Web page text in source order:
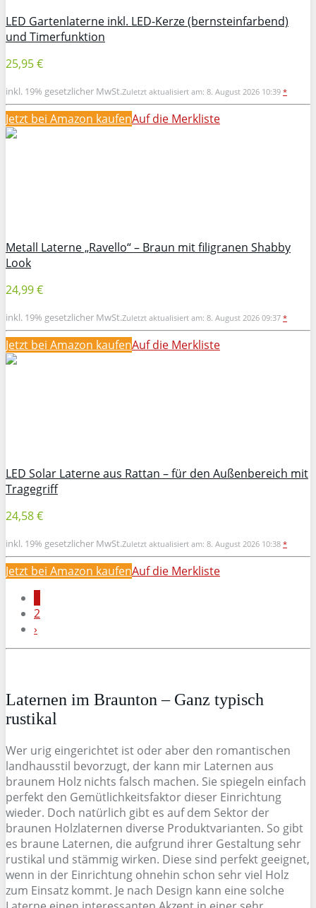
LED Gartenlaterne inkl. LED-Kerze (bernsteinfarbend)
und Timerfunktion
25,95 €
inkl. 19% gesetzlicher MwSt.Zuletzt aktualisiert am: 8. August 2026 10:39 *
Jetzt bei Amazon kaufenAuf die Merkliste
Metall Laterne „Ravello“ – Braun mit filigranen Shabby
Look
24,99 €
inkl. 19% gesetzlicher MwSt.Zuletzt aktualisiert am: 8. August 2026 09:37 *
Jetzt bei Amazon kaufenAuf die Merkliste
LED Solar Laterne aus Rattan – für den Außenbereich mit
Tragegriff
24,58 €
inkl. 19% gesetzlicher MwSt.Zuletzt aktualisiert am: 8. August 2026 10:38 *
Jetzt bei Amazon kaufenAuf die Merkliste
2
›
Laternen im Braunton – Ganz typisch
rustikal
Wer urig eingerichtet ist oder aber den romantischen
landhausstil bevorzugt, der kann mir Laternen aus
braunem Holz nichts falsch machen. Sie spiegeln einfach
perfekt den Gemütlichkeitsfaktor dieser Einrichtung
wieder. Doch natürlich gibt es auf dem Sektor der
braunen Holzlaternen diverse Produktvarianten. So gibt
es braune Laternen, die aufgrund ihrer Gestaltung sehr
rustikal und stämmig wirken. Diese sind perfekt geeignet,
wenn in der Einrichtung ohnehin schon sehr viel Holz
zum Einsatz kommt. Je nach Design kann eine solche